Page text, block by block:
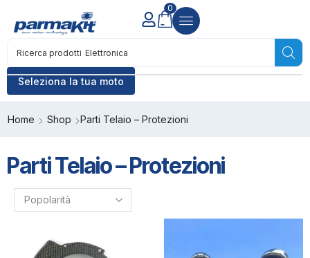
Seleziona la tua moto
Ricerca prodotti Accensione
0
Home Shop Parti Telaio – Protezioni
Parti Telaio – Protezioni